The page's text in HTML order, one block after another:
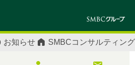
お知らせ SMBCコンサルティング